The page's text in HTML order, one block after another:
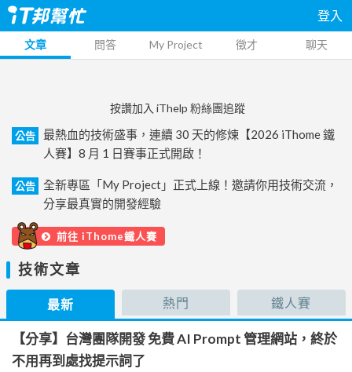
登入
文章 問答 My Project 徵才 聊天
按讚加入 iThelp 粉絲團追蹤
公告
最熱血的技術盛事，連續 30 天的修煉【2026 iThome 鐵
人賽】8 月 1 日賽事正式開啟！
公告
全新專區「My Project」正式上線！邀請你用技術交流，
分享最真實的開發經驗
前往 iThome鐵人賽
技術文章
最新 熱門 鐵人賽
【分享】台灣團隊開發 免費 AI Prompt 管理網站，終於
不用再到處找提示詞了